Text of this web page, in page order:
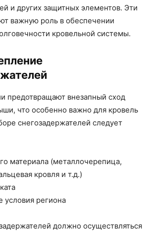
и других защитных элементов. Эти
важную роль в обеспечении
кровельной системы.
предотвращают внезапный сход
что особенно важно для кровель
снегозадержателей следует
материала (металлочерепица,
кровля и т.д.)
условия региона
должно осуществляться